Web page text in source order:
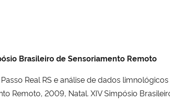
Brasileiro de Sensoriamento Remoto
Passo Real RS e análise de dados
Remoto, 2009, Natal. XIV Simpósio